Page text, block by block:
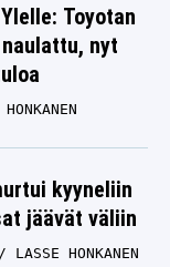
Toyotan
nyt
kyyneliin
jäävät väliin
LASSE HONKANEN